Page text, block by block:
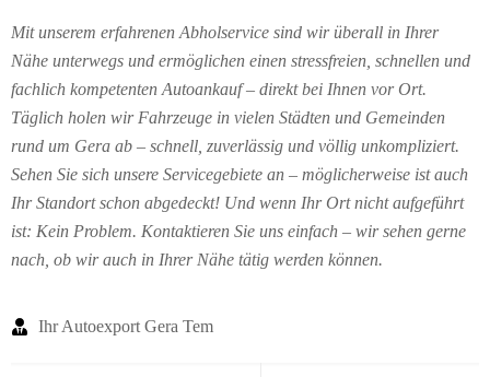
Mit unserem erfahrenen Abholservice sind wir überall in Ihrer
Nähe unterwegs und ermöglichen einen stressfreien, schnellen und
fachlich kompetenten Autoankauf – direkt bei Ihnen vor Ort.
Täglich holen wir Fahrzeuge in vielen Städten und Gemeinden
rund um Gera ab – schnell, zuverlässig und völlig unkompliziert.
Sehen Sie sich unsere Servicegebiete an – möglicherweise ist auch
Ihr Standort schon abgedeckt! Und wenn Ihr Ort nicht aufgeführt
ist: Kein Problem. Kontaktieren Sie uns einfach – wir sehen gerne
nach, ob wir auch in Ihrer Nähe tätig werden können.
Ihr Autoexport Gera Tem